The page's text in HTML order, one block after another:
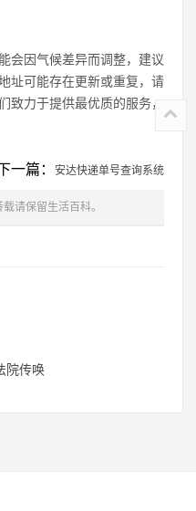
会因气候差异而调整，建议
址可能存在更新或重复，请
致力于提供最优质的服务，
一篇： 安达快递单号查询系统
请保留生活百科。
院传唤